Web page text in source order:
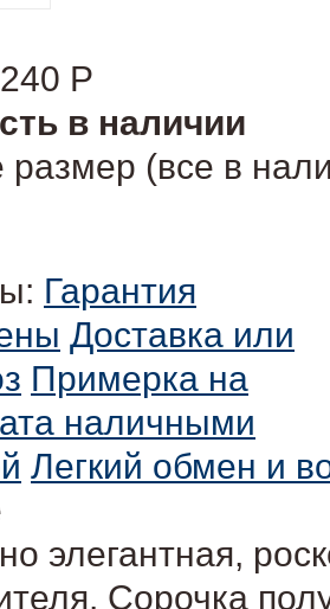
Р
в наличии
(все в
Гарантия
Доставка или
Примерка на
наличными
Легкий обмен и
элегантная,
Сорочка